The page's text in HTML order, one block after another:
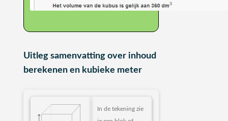
Uitleg samenvatting over inhoud
berekenen en kubieke meter
In de tekening zie